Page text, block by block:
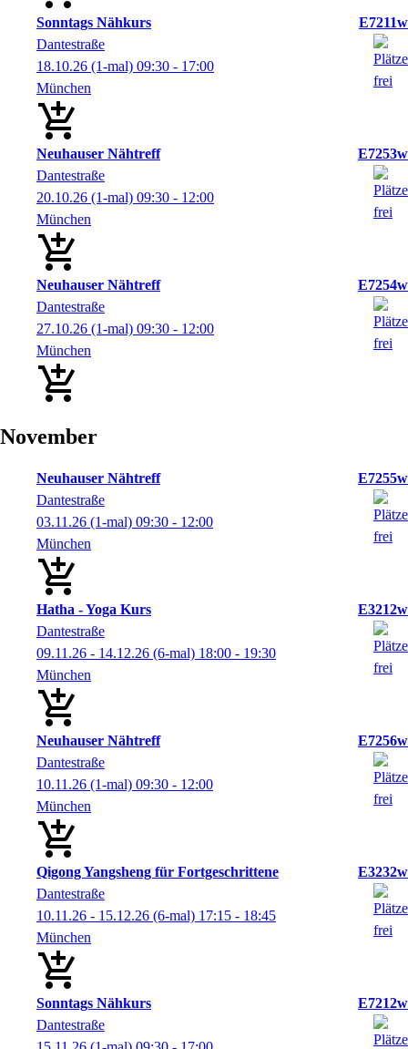
Sonntags Nähkurs
E7211w
Dantestraße
18.10.26 (1-mal) 09:30 - 17:00
München
Neuhauser Nähtreff
E7253w
Dantestraße
20.10.26 (1-mal) 09:30 - 12:00
München
Neuhauser Nähtreff
E7254w
Dantestraße
27.10.26 (1-mal) 09:30 - 12:00
München
November
Neuhauser Nähtreff
E7255w
Dantestraße
03.11.26 (1-mal) 09:30 - 12:00
München
Hatha - Yoga Kurs
E3212w
Dantestraße
09.11.26 - 14.12.26 (6-mal) 18:00 - 19:30
München
Neuhauser Nähtreff
E7256w
Dantestraße
10.11.26 (1-mal) 09:30 - 12:00
München
Qigong Yangsheng für Fortgeschrittene
E3232w
Dantestraße
10.11.26 - 15.12.26 (6-mal) 17:15 - 18:45
München
Sonntags Nähkurs
E7212w
Dantestraße